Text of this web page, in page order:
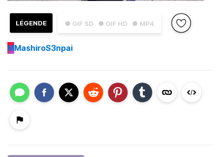
● GIF SD ● GIF HD ● MP4
LÉGENDE
MMashiroS3npai